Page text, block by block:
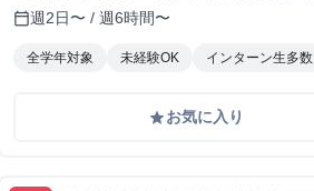
calendar_today週2日〜 / 週6時間〜
全学年対象 未経験OK インターン生多数
gradeお気に入り